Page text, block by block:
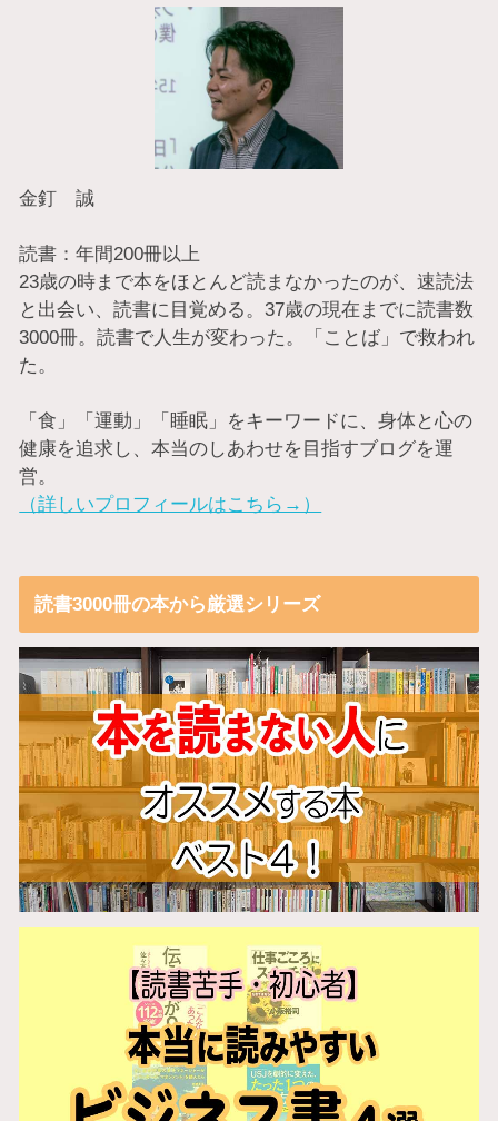
金釘 誠
読書：年間200冊以上
23歳の時まで本をほとんど読まなかったのが、速読法
と出会い、読書に目覚める。37歳の現在までに読書数
3000冊。読書で人生が変わった。「ことば」で救われ
た。
「食」「運動」「睡眠」をキーワードに、身体と心の
健康を追求し、本当のしあわせを目指すブログを運
営。
（詳しいプロフィールはこちら→）
読書3000冊の本から厳選シリーズ